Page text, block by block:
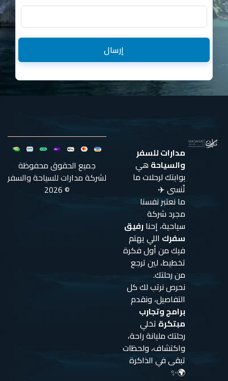
إرسال
مدارات للسفر
والسياحة هي
بوابتك لرحلات ما
تُنسى ✈️
ما نعتبر نفسنا
مجرد شركة
سياحية، إحنارفيق
سفرك اللي يهتم
فيك من أول فكرة
تخطيط، لين ترجع
من رحلتك.
نحرص نرتب لك كل
التفاصيل، ونقدم
برامج وتجارب
مبتكرة تخلي
رحلتك مليانة راحة،
واكتشاف، ولحظات
تبقى في الذاكرة
🌍✨
جميع الحقوق محفوظة
لشركة مدارات للسياحة والسفر
© 2026